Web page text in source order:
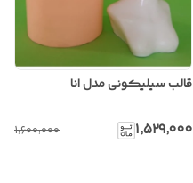
قالب سیلیکونی مدل انا
۱٬۵۲۹٬۰۰۰ ۱٬۶۰۰٬۰۰۰